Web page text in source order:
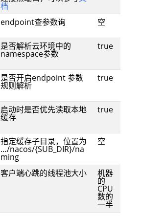
档
endpoint查参数询 空
是否解析云环境中的
namespace参数
true
是否开启endpoint 参数
规则解析
true
启动时是否优先读取本地
缓存
true
指定缓存子目录，位置为
…/nacos/{SUB_DIR}/na
ming
空
客户端心跳的线程池大小 机器
的
CPU
数的
一半